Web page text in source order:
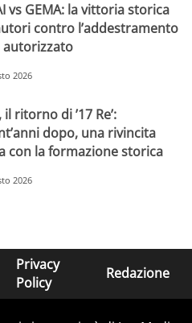
vs GEMA: la vittoria storica
contro l’addestramento
autorizzato
2026
ritorno di ’17 Re’:
dopo, una rivincita
con la formazione storica
2026
Privacy
Policy
Redazione